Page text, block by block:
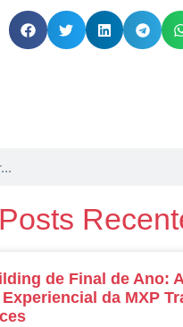
Posts
de Final de Ano:
da MXP